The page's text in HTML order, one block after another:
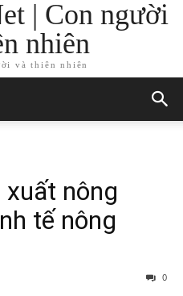
| Con người
nhiên
và thiên nhiên
nông
tế nông
0